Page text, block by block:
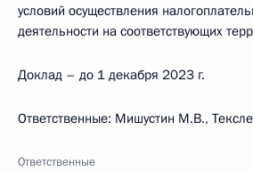
условий осуществления
деятельности на соответствующих
Доклад – до 1 декабря 2023 г.
Ответственные: Мишустин М.В.,
Ответственные